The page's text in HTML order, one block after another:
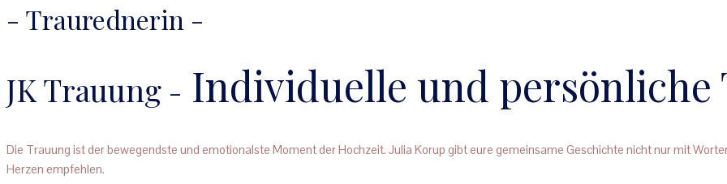
- Traurednerin -
JK Trauung - Individuelle und persönliche
Die Trauung ist der bewegendste und emotionalste Moment der Hochzeit. Julia Korup gibt eure gemeinsame Geschichte nicht nur mit
Herzen empfehlen.